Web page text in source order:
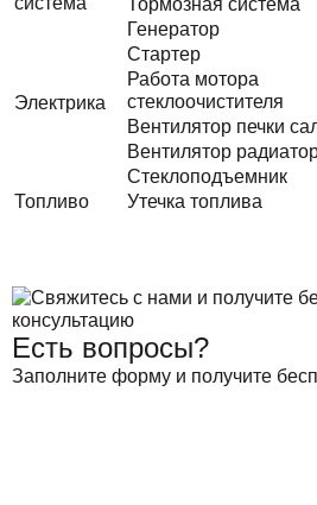
Тормозная система
Электрика
Генератор
Стартер
Работа мотора
стеклоочистителя
Вентилятор печки
Вентилятор
Стеклоподъемник
Топливо
Утечка топлива
Есть вопросы?
Заполните форму и получите